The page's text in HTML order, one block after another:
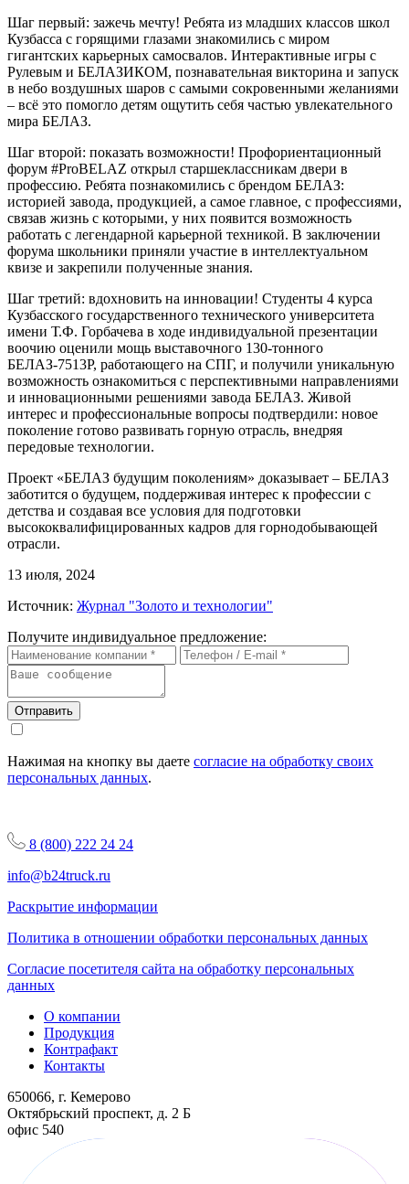
Шаг первый: зажечь мечту! Ребята из младших классов школ
Кузбасса с горящими глазами знакомились с миром
гигантских карьерных самосвалов. Интерактивные игры с
Рулевым и БЕЛАЗИКОМ, познавательная викторина и запуск
в небо воздушных шаров с самыми сокровенными желаниями
– всё это помогло детям ощутить себя частью увлекательного
мира БЕЛАЗ.
Шаг второй: показать возможности! Профориентационный
форум #ProBELAZ открыл старшеклассникам двери в
профессию. Ребята познакомились с брендом БЕЛАЗ:
историей завода, продукцией, а самое главное, с профессиями,
связав жизнь с которыми, у них появится возможность
работать с легендарной карьерной техникой. В заключении
форума школьники приняли участие в интеллектуальном
квизе и закрепили полученные знания.
Шаг третий: вдохновить на инновации! Студенты 4 курса
Кузбасского государственного технического университета
имени Т.Ф. Горбачева в ходе индивидуальной презентации
воочию оценили мощь выставочного 130-тонного
БЕЛАЗ-7513Р, работающего на СПГ, и получили уникальную
возможность ознакомиться с перспективными направлениями
и инновационными решениями завода БЕЛАЗ. Живой
интерес и профессиональные вопросы подтвердили: новое
поколение готово развивать горную отрасль, внедряя
передовые технологии.
Проект «БЕЛАЗ будущим поколениям» доказывает – БЕЛАЗ
заботится о будущем, поддерживая интерес к профессии с
детства и создавая все условия для подготовки
высококвалифицированных кадров для горнодобывающей
отрасли.
13 июля, 2024
Источник: Журнал "Золото и технологии"
Получите индивидуальное предложение:
Отправить
Нажимая на кнопку вы даете согласие на обработку своих
персональных данных.
8 (800) 222 24 24
info@b24truck.ru
Раскрытие информации
Политика в отношении обработки персональных данных
Согласие посетителя сайта на обработку персональных
данных
О компании
Продукция
Контрафакт
Контакты
650066, г. Кемерово
Октябрьский проспект, д. 2 Б
офис 540